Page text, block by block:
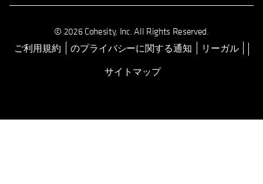
© 2026 Cohesity, Inc. All Rights Reserved.
ご利用規約 新しいタブで開く
のプライバシーに関する通知
リーガル
サイトマップ